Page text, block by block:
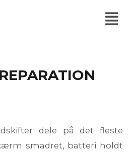
dele på det fleste
smadret, batteri holdt